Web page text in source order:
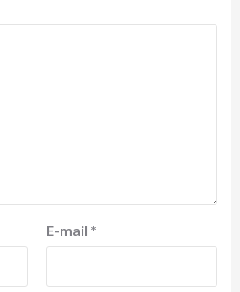
E-mail *